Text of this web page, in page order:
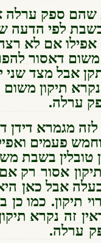
שהם ספק
לפי הדעה
אם לא
דאסור
אבל מצד שני
תיקון
ערלה.
מגמרא דידן
פעמים
בשבת
אסור רק
אבל כאן
תיקון. כמו
זה נקרא
ערלה.